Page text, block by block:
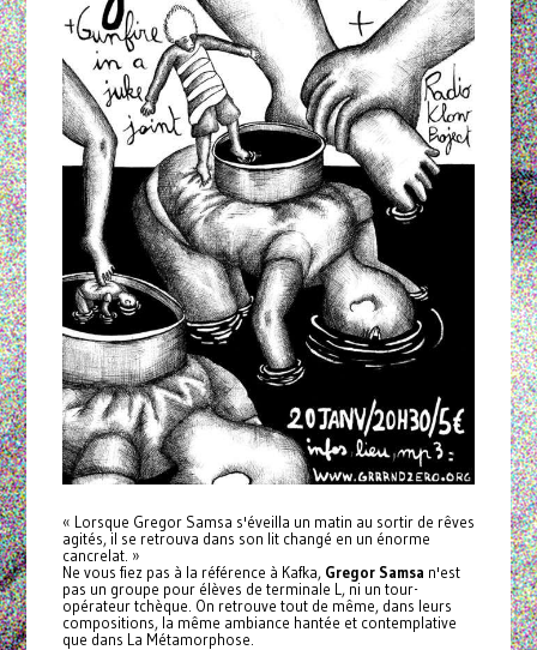
« Lorsque GregorSamsa s'éveilla un matin au sortir de rêves
agités, il se retrouva dans son lit changé en un énorme
cancrelat. »
Ne vous fiez pas à la référence à Kafka, GregorSamsa n'est
pas un groupe pour élèves de terminale L, ni un tour-
opérateur tchèque. On retrouve tout de même, dans leurs
compositions, la même ambiance hantée et contemplative
que dans La Métamorphose.